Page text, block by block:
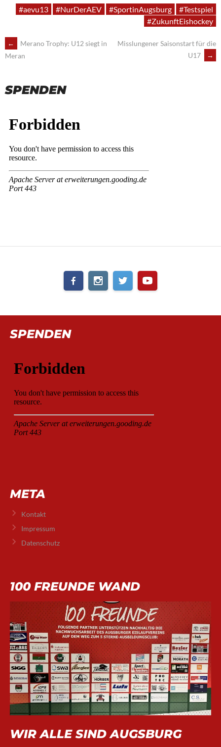
#aevu13 #NurDerAEV #SportinAugsburg
#Testspiel
#ZukunftEishockey
POST
←
Merano Trophy: U12 siegt in
Meran
Misslungener Saisonstart für die
U17
→
SPENDEN
SPENDEN
META
Kontakt
Impressum
Datenschutz
100 FREUNDE WAND
WIR ALLE SIND AUGSBURG